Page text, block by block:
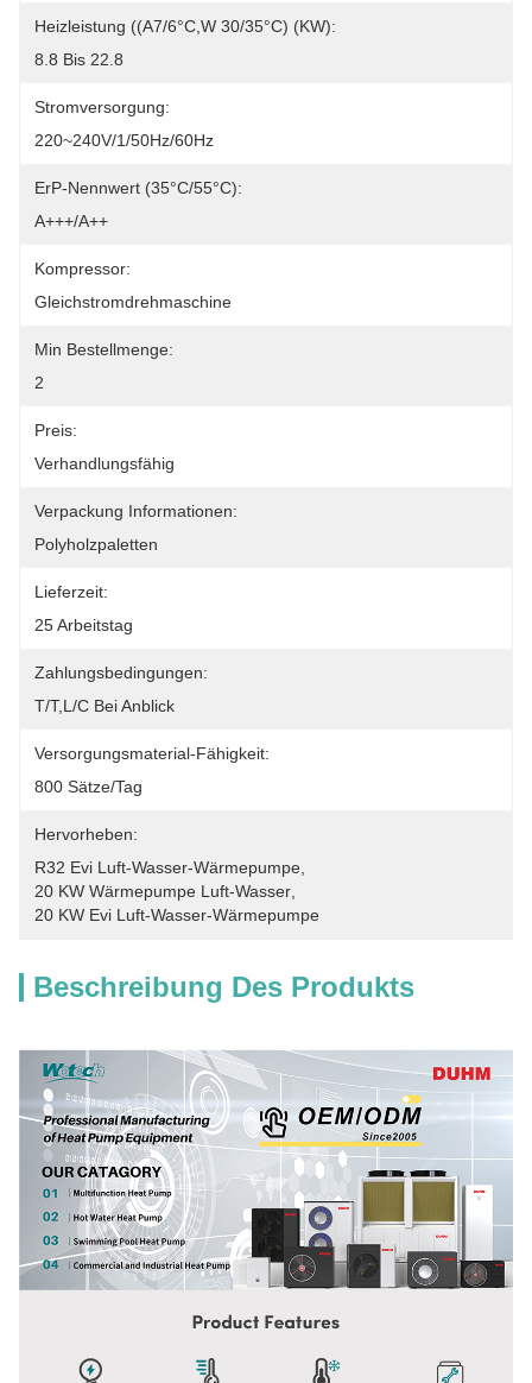
Heizleistung ((A7/6°C,W 30/35°C) (kW):
8.8 Bis 22.8
Stromversorgung:
220~240V/1/50Hz/60Hz
ErP-Nennwert (35°C/55°C):
A+++/A++
Kompressor:
Gleichstromdrehmaschine
Min Bestellmenge:
2
Preis:
Verhandlungsfähig
Verpackung Informationen:
Polyholzpaletten
Lieferzeit:
25 Arbeitstag
Zahlungsbedingungen:
T/T,L/C Bei Anblick
Versorgungsmaterial-Fähigkeit:
800 Sätze/Tag
Hervorheben:
R32 Evi Luft-Wasser-Wärmepumpe
20 KW Wärmepumpe Luft-Wasser
20 KW Evi Luft-Wasser-Wärmepumpe
Beschreibung Des Produkts